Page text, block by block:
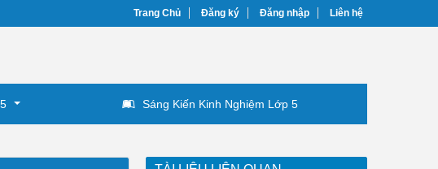
Trang Chủ Đăng ký Đăng nhập Liên hệ
Sáng Kiến Kinh Nghiệm Lớp 5